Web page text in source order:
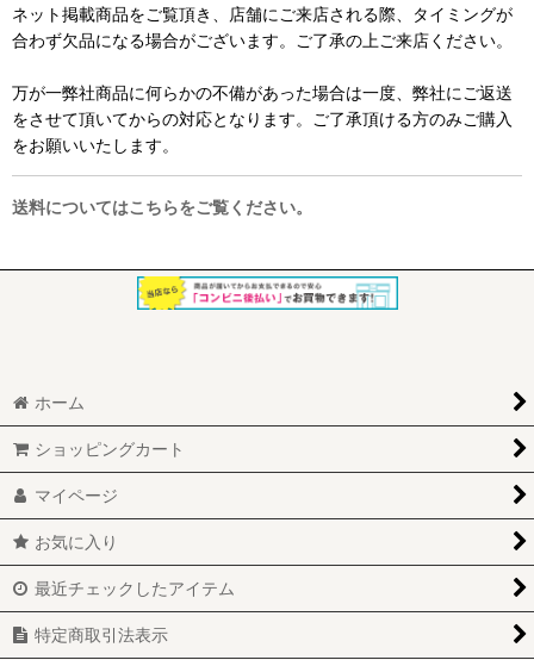
ネット掲載商品をご覧頂き、店舗にご来店される際、タイミングが
合わず欠品になる場合がございます。ご了承の上ご来店ください。
万が一弊社商品に何らかの不備があった場合は一度、弊社にご返送
をさせて頂いてからの対応となります。ご了承頂ける方のみご購入
をお願いいたします。
送料についてはこちらをご覧ください。
ホーム
ショッピングカート
マイページ
お気に入り
最近チェックしたアイテム
特定商取引法表示